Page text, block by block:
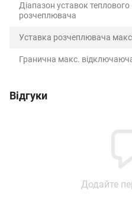
Діапазон уставок теплового
розчеплювача
Уставка розчеплювача
Гранична макс.
Відгуки
Додайте